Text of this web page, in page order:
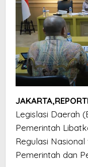
Legislasi Daerah
Pemerintah
Regulasi
Pemerintah dan